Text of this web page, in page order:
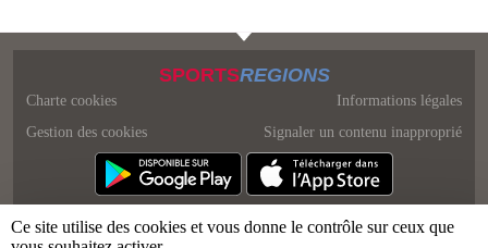
SPORTSREGIONS
Charte cookies
Gestion des cookies
Informations légales
Signaler un contenu inapproprié
Ce site utilise des cookies et vous donne le contrôle sur ceux que